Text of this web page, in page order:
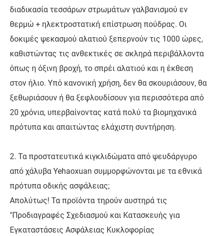
διαδικασία τεσσάρων στρωμάτων γαλβανισμού εν
θερμώ + ηλεκτροστατική επίστρωση πούδρας. Οι
δοκιμές ψεκασμού αλατιού ξεπερνούν τις 1000 ώρες,
καθιστώντας τις ανθεκτικές σε σκληρά περιβάλλοντα
όπως η όξινη βροχή, το σπρέι αλατιού και η έκθεση
στον ήλιο. Υπό κανονική χρήση, δεν θα σκουριάσουν, θα
ξεθωριάσουν ή θα ξεφλουδίσουν για περισσότερα από
20 χρόνια, υπερβαίνοντας κατά πολύ τα βιομηχανικά
πρότυπα και απαιτώντας ελάχιστη συντήρηση.
2. Τα προστατευτικά κιγκλιδώματα από ψευδάργυρο
από χάλυβα Yehaoxuan συμμορφώνονται με τα εθνικά
πρότυπα οδικής ασφάλειας;
Απολύτως! Τα προϊόντα τηρούν αυστηρά τις
"Προδιαγραφές Σχεδιασμού και Κατασκευής για
Εγκαταστάσεις Ασφάλειας Κυκλοφορίας